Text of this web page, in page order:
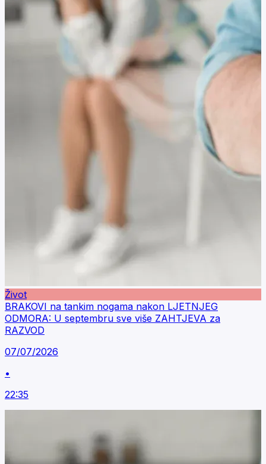
Život
BRAKOVI na tankim nogama nakon LJETNJEG
ODMORA: U septembru sve više ZAHTJEVA za
RAZVOD
07/07/2026
•
22:35